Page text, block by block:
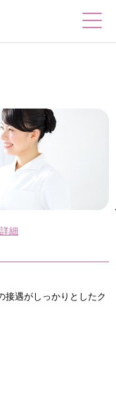
細
接遇がしっかりとしたク